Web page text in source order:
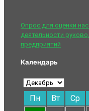
Опрос для оценки
деятельности
предприятий
Календарь
Пн Вт Ср